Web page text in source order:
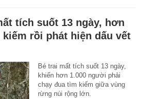
tích suốt 13 ngày, hơn
rồi phát hiện dấu vết
Bé trai mất tích suốt 13 ngày,
khiến hơn 1.000 người phải
chạy đua tìm kiếm giữa vùng
rừng núi rộng lớn.